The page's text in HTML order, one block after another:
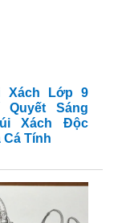
Xách Lớp 9
Quyết Sáng
Xách Độc
Cá Tính